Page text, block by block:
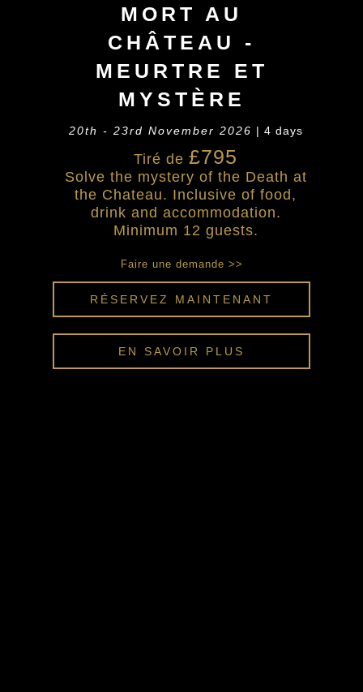
MORT AU
CHÂTEAU -
MEURTRE ET
MYSTÈRE
20th - 23rd November 2026 | 4 days
Tiré de £795
Solve the mystery of the Death at
the Chateau. Inclusive of food,
drink and accommodation.
Minimum 12 guests.
Faire une demande >>
RÉSERVEZ MAINTENANT
EN SAVOIR PLUS